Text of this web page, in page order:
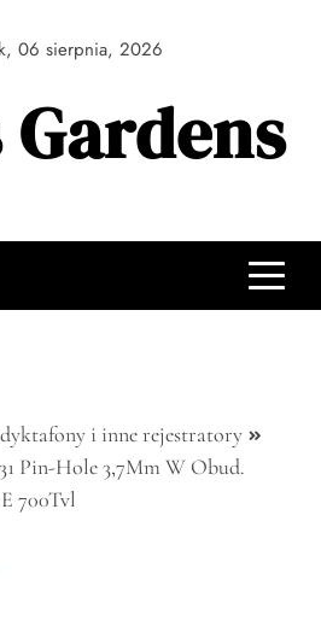
06 sierpnia, 2026
Gardens
i inne rejestratory
Pin-Hole 3,7Mm W Obud.
700Tvl